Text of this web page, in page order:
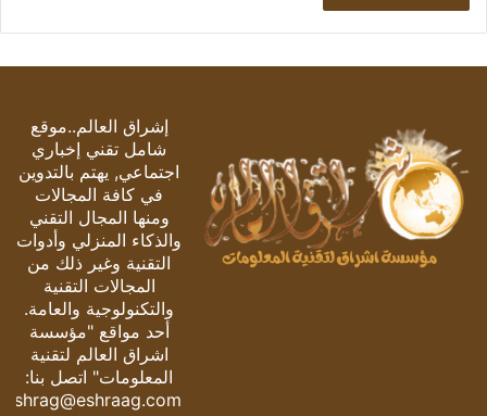
إشراق العالم..موقع
شامل تقني إخباري
اجتماعي, يهتم بالتدوين
في كافة المجالات
ومنها المجال التقني
والذكاء المنزلي وأدوات
التقنية وغير ذلك من
المجالات التقنية
والتكنولوجية والعامة.
أحد مواقع "مؤسسة
اشراق العالم لتقنية
المعلومات" اتصل بنا:
eshrag@eshraag.com